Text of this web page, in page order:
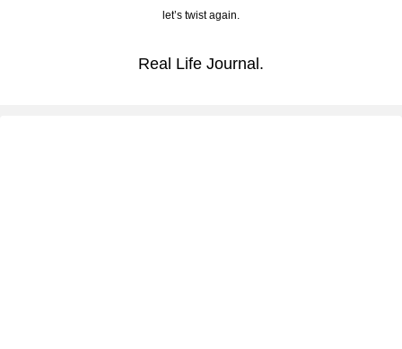
let’s twist again.
Real Life Journal.